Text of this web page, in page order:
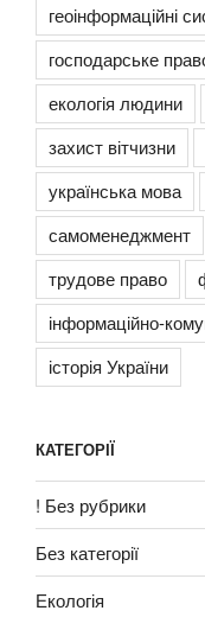
геоінформаційні
господарське
екологія людини
захист вітчизни
українська мова
самоменеджмент
трудове право
інформаційно-
історія України
КАТЕГОРІЇ
! Без рубрики
Без категорії
Екологія